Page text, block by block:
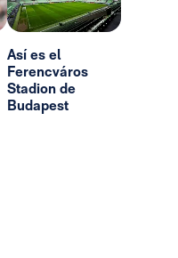
Así es el
Ferencváros
Stadion de
Budapest